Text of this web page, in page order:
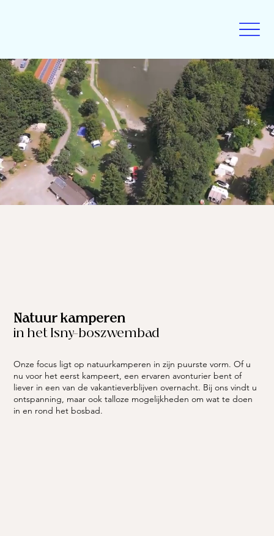
Natuur kamperen
in het Isny-boszwembad
Onze focus ligt op natuurkamperen in zijn puurste vorm. Of u
nu voor het eerst kampeert, een ervaren avonturier bent of
liever in een van de vakantieverblijven overnacht. Bij ons vindt u
ontspanning, maar ook talloze mogelijkheden om wat te doen
in en rond het bosbad.